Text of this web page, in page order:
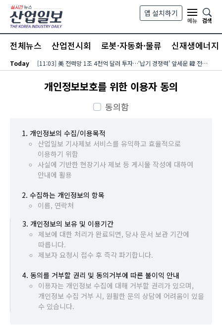
본문 바로가기
앱 설치하기
메뉴
검색
전체뉴스 산업전시회 로봇·자동화·물류 신재생에너지
Today [11:03] 美 전력망 1조 4천억 달러 투자…‘납기 경쟁력’ 앞세운 韓 전력기자재 수출 호조
개인정보보호를 위한 이용자 동의
개인정보보호를 위한 이용자 동
동의함
개인정보의 수집/이용목적
산업일보 기사제보 서비스를 유익하고 효율적으로
이용하기 위함
사실에 기반한 현장기사 제보 등 게시물 작성에 대하여
안내에 활용
수집하는 개인정보의 항목
이름, 연락처
개인정보의 보유 및 이용기간
제보에 대한 처리가 완료되면, 당사 문서 보관 기간에
따릅니다.
제보자 요청시 접수 후 즉각 파기합니다.
동의를 거부할 권리 및 동의거부에 따른 불이익 안내
이용자는 개인정보 수집에 대해 거부할 권리가 있으며,
개인정보 수집 거부 시, 원활한 문의 상담에 어려움이 있을
수 있습니다.